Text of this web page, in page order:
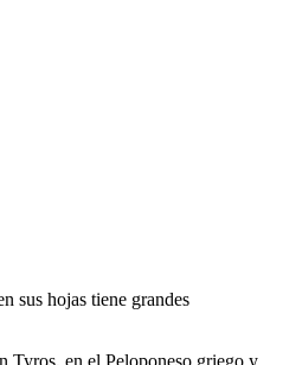
sus hojas tiene grandes
Tyros, en el Peloponeso griego y